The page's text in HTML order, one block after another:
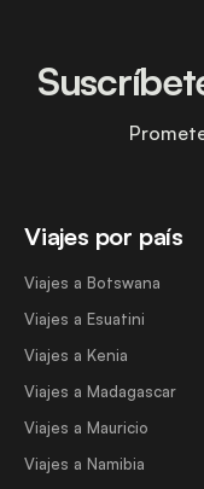
Viajes por país
Viajes a Botswana
Viajes a Esuatini
Viajes a Kenia
Viajes a Madagascar
Viajes a Mauricio
Viajes a Namibia